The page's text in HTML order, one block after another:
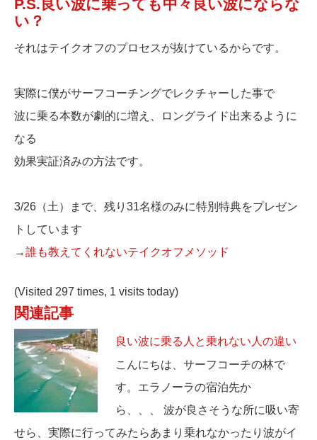
P.S.良い波に乗っても中々良い波にならな
い？
それはテイクオフのプロセスが抜けているからです。
実際に僕がサーフコーチングでレクチャーした事で
波に乗る本数が劇的に増え、ロングライド出来るように
なる
効果実証済みの方法です。
3/26（土）まで、残り31名様のみに特別特典をプレゼン
トしています
→誰も教えてくれないテイクオフメソッド
(Visited 297 times, 1 visits today)
関連記事
良い波に乗る人と乗れない人の違い
こんにちは、サーフコーチの林で
す。エラノーラの宿泊先か
ら、、、 波が良さそうな所に吸い寄
せら、実際に行ってみたらあまり乗れなかったり波がイ